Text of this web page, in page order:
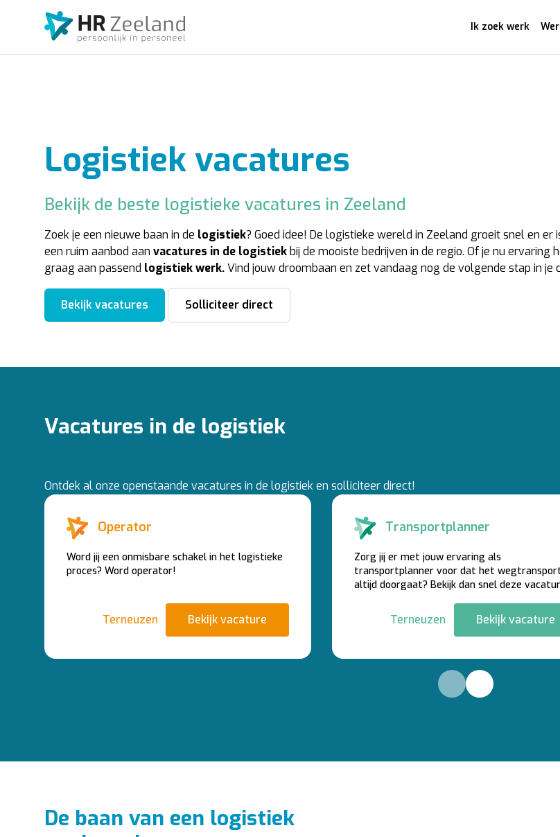
Ik zoek werk
Logistiek vacatures
Bekijk de beste logistieke vacatures in Zeeland
Zoek je een nieuwe baan in de logistiek? Goed idee! De logistieke wereld in Zeeland groeit snel en
een ruim aanbod aan vacatures in de logistiekbij de mooiste bedrijven in de regio. Of je nu
graag aan passend logistiek werk.Vind jouw droombaan en zet vandaag nog de volgende stap in je
Bekijk vacatures Solliciteer direct
Vacatures in de logistiek
Ontdek al onze openstaande vacatures in de logistiek en solliciteer direct!
Operator
Word jij een onmisbare schakel in het logistieke
proces? Word operator!
Terneuzen Bekijk vacature
Transportplanner
Zorg jij er met jouw ervaring als
transportplanner voor dat het
altijd doorgaat? Bekijk dan snel deze
Terneuzen Bekijk vacature
De baan van een logistiek